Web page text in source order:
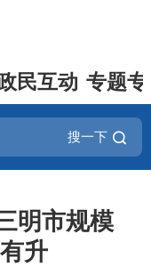
民互动 专题
搜一下
明市规模
升